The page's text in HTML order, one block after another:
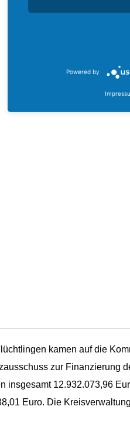
kamen auf die
zur Finanzierung
insgesamt 12.932.073,96
Euro. Die
Powered by